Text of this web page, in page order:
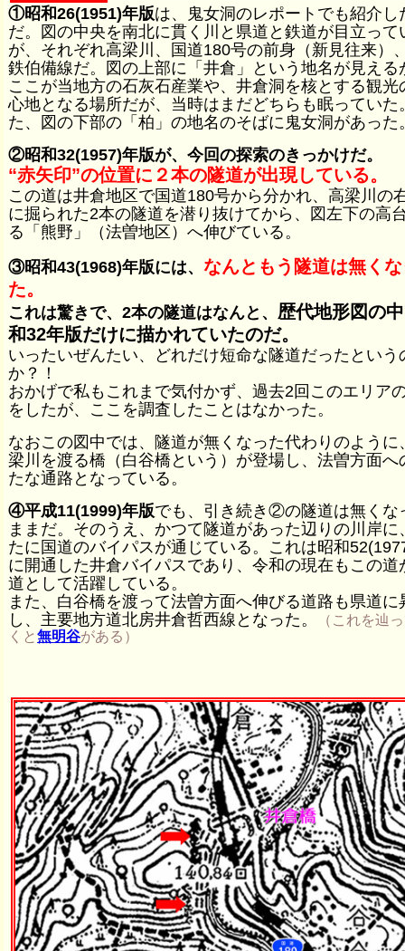
①昭和26(1951)年版は、鬼女洞のレポートでも紹介し
だ。図の中央を南北に貫く川と県道と鉄道が目立って
が、それぞれ高梁川、国道180号の前身（新見往来）
鉄伯備線だ。図の上部に「井倉」という地名が見える
ここが当地方の石灰石産業や、井倉洞を核とする観光
心地となる場所だが、当時はまだどちらも眠っていた
た、図の下部の「柏」の地名のそばに鬼女洞があった
②昭和32(1957)年版が、今回の探索のきっかけだ。
“赤矢印”の位置に２本の隧道が出現している。
この道は井倉地区で国道180号から分かれ、高梁川の
に掘られた2本の隧道を潜り抜けてから、図左下の高
る「熊野」（法曽地区）へ伸びている。
③昭和43(1968)年版には、 なんともう隧道は無く
た。
これは驚きで、2本の隧道はなんと、 歴代地形図の
和32年版だけに描かれていたのだ。
いったいぜんたい、どれだけ短命な隧道だったという
か？！
おかげで私もこれまで気付かず、過去2回このエリア
をしたが、ここを調査したことはなかった。
なおこの図中では、隧道が無くなった代わりのように
梁川を渡る橋（白谷橋という）が登場し、法曽方面へ
たな通路となっている。
④平成11(1999)年版でも、引き続き②の隧道は無くな
ままだ。そのうえ、かつて隧道があった辺りの川岸に
たに国道のバイパスが通じている。これは昭和
に開通した井倉バイパスであり、令和の現在もこの道
道として活躍している。
また、白谷橋を渡って法曽方面へ伸びる道路も県道に
し、主要地方道北房井倉哲西線となった。
（これを辿
くと無明谷がある）